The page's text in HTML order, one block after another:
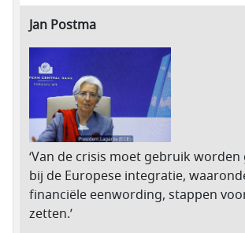
Jan Postma
‘Van de crisis moet gebruik
bij de Europese integratie,
financiële eenwording, stappen
zetten.’